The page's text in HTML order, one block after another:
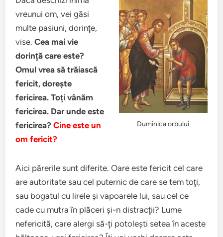
Duminica orbului
vreunui om, vei găsi
multe pasiuni, dorinţe,
vise.Cea mai vie
dorinţă care este?
Omul vrea să trăiască
fericit, doreşte
fericirea. Toţi vânăm
fericirea. Dar unde este
fericirea?Cine este un
om fericit?
Aici părerile sunt diferite. Oare este fericit cel care
are autoritate sau cel puternic de care se tem toţi,
sau bogatul cu lirele şi vapoarele lui, sau cel ce
cade cu mutra în plăceri şi-n distracţii? Lume
nefericită, care alergi să-ţi potoleşti setea în aceste